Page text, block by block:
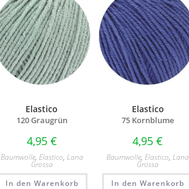
Elastico
120 Graugrün
4,95 €
Baumwolle, Elastico, Lana
Grossa
In den Warenkorb
Elastico
75 Kornblume
4,95€
Baumwolle,Elastico,Lana
Grossa
In den Warenkorb